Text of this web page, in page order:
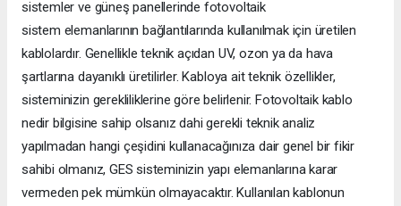
sistemler ve güneş panellerinde fotovoltaik
sistem elemanlarının bağlantılarında kullanılmak için üretilen
kablolardır. Genellikle teknik açıdan UV, ozon ya da hava
şartlarına dayanıklı üretilirler. Kabloya ait teknik özellikler,
sisteminizin gerekliliklerine göre belirlenir. Fotovoltaik kablo
nedir bilgisine sahip olsanız dahi gerekli teknik analiz
yapılmadan hangi çeşidini kullanacağınıza dair genel bir fikir
sahibi olmanız, GES sisteminizin yapı elemanlarına karar
vermeden pek mümkün olmayacaktır. Kullanılan kablonun